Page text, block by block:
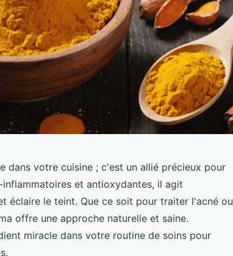
dans votre cuisine ; c'est un allié précieux pour
et antioxydantes, il agit
éclaire le teint. Que ce soit pour traiter l'acné ou
offre une approche naturelle et saine.
miracle dans votre routine de soins pour